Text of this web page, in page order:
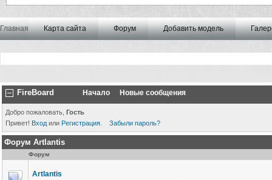
Главная Карта сайта Форум Добавить модель
FireBoard Начало Новые сообщения
Добро пожаловать, Гость
Привет! Вход или Регистрация Забыли пароль?
Форум Artlantis
Форум
Artlantis